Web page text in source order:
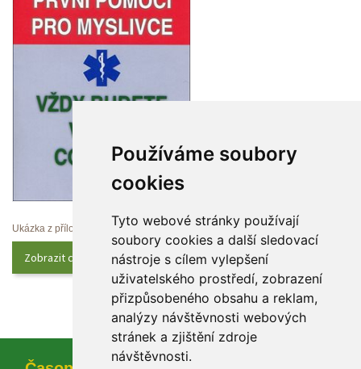
Používáme soubory
cookie
Tyto webové stránky používají
oubory cookies a další sledovací
nástroje s cílem vylepšení
uživatelského prostředí, zobrazení
přizpůsobeného obsahu a reklam,
analýzy návštěvnosti webových
tránek a zjištění zdroje
návštěvnosti.
Ukázka z přílohy
Zobrazit celý obsah